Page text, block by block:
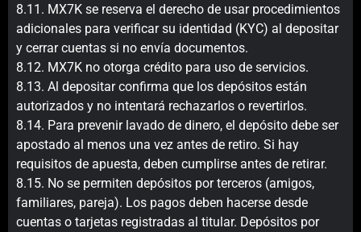
8.11. MX7K se reserva el derecho de usar procedimientos
adicionales para verificar su identidad (KYC) al depositar
y cerrar cuentas si no envía documentos.
8.12. MX7K no otorga crédito para uso de servicios.
8.13. Al depositar confirma que los depósitos están
autorizados y no intentará rechazarlos o revertirlos.
8.14. Para prevenir lavado de dinero, el depósito debe ser
apostado al menos una vez antes de retiro. Si hay
requisitos de apuesta, deben cumplirse antes de retirar.
8.15. No se permiten depósitos por terceros (amigos,
familiares, pareja). Los pagos deben hacerse desde
cuentas o tarjetas registradas al titular. Depósitos por